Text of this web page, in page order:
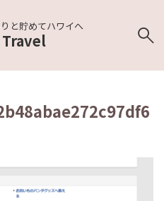
と貯めてハワイへ